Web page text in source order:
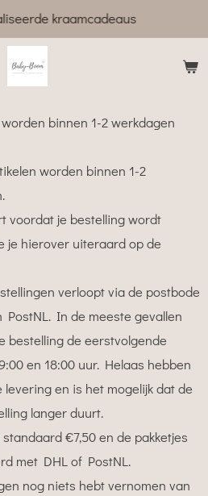
kraamcadeaus
binnen 1-2 werkdagen
worden binnen 1-2
voordat je bestelling wordt
je hierover uiteraard op de
verloopt via de postbode
PostNL. In de meeste gevallen
bestelling de eerstvolgende
en 18:00 uur. Helaas hebben
en is het mogelijk dat de
langer duurt.
€7,50 en de pakketjes
met DHL of PostNL.
nog niets hebt vernomen van